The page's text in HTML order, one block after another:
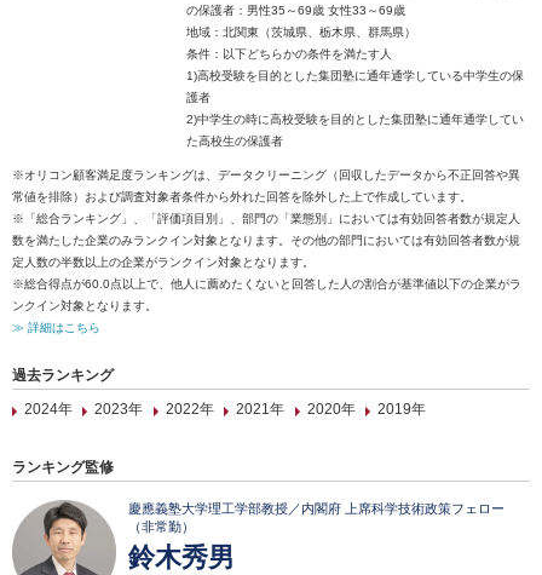
の保護者：男性35～69歳 女性33～69歳
地域：北関東（茨城県、栃木県、群馬県）
条件：以下どちらかの条件を満たす人
1)高校受験を目的とした集団塾に通年通学している中学生の保
護者
2)中学生の時に高校受験を目的とした集団塾に通年通学してい
た高校生の保護者
※オリコン顧客満足度ランキングは、データクリーニング（回収したデータから不正回答や異
常値を排除）および調査対象者条件から外れた回答を除外した上で作成しています。
※「総合ランキング」、「評価項目別」、部門の「業態別」においては有効回答者数が規定人
数を満たした企業のみランクイン対象となります。その他の部門においては有効回答者数が規
定人数の半数以上の企業がランクイン対象となります。
※総合得点が60.0点以上で、他人に薦めたくないと回答した人の割合が基準値以下の企業がラ
ンクイン対象となります。
≫ 詳細はこちら
過去ランキング
2024年
2023年 2022年 2021年 2020年 2019年
ランキング監修
慶應義塾大学理工学部教授／内閣府 上席科学技術政策フェロー
（非常勤）
鈴木秀男